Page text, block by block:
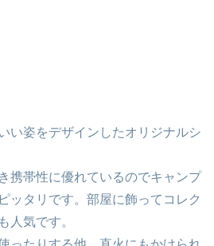
い姿をデザインしたオリジナルシ
携帯性に優れているのでキャンプ
ッタリです。部屋に飾ってコレク
人気です。